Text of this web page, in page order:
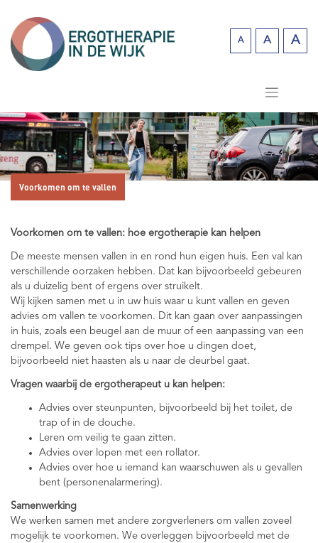
content
A
font size.
A
font
size.
A
Voorkomen om te vallen
Voorkomen om te vallen: hoe ergotherapie kan helpen
De meeste mensen vallen in en rond hun eigen huis. Een val kan
verschillende oorzaken hebben. Dat kan bijvoorbeeld gebeuren
als u duizelig bent of ergens over struikelt.
Wij kijken samen met u in uw huis waar u kunt vallen en geven
advies om vallen te voorkomen. Dit kan gaan over aanpassingen
in huis, zoals een beugel aan de muur of een aanpassing van een
drempel. We geven ook tips over hoe u dingen doet,
bijvoorbeeld niet haasten als u naar de deurbel gaat.
Vragen waarbij de ergotherapeut u kan helpen:
Advies over steunpunten, bijvoorbeeld bij het toilet, de
trap of in de douche.
Leren om veilig te gaan zitten.
Advies over lopen met een rollator.
Advies over hoe u iemand kan waarschuwen als u gevallen
bent (personenalarmering).
Samenwerking
We werken samen met andere zorgverleners om vallen zoveel
mogelijk te voorkomen. We overleggen bijvoorbeeld met de